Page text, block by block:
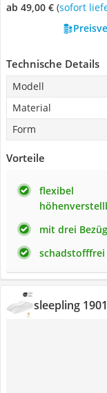
ab 49,00 € ( Sofort
Technische Details
Modell
Material
Form
Vorteile
flexibel
mit drei
schadstofffrei
sleepling